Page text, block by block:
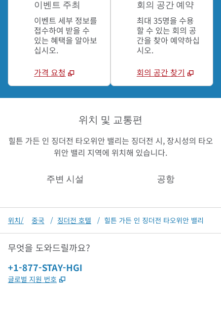
이벤트 주최
이벤트 세부 정보를
접수하여 받을 수
있는 혜택을 알아보
십시오.
가격 요청
회의 공간 예약
최대 35명을 수용
할 수 있는 회의 공
간을 찾아 예약하십
시오.
회의 공간 찾기
위치 및 교통편
힐튼 가든 인 징더전 타오위안 밸리는 징더전 시, 장시성의 타오
위안 밸리 지역에 위치해 있습니다.
주변 시설 공항
위치/ 중국 / 징더전 호텔 / 힐튼 가든 인 징더전 타오위안 밸리
무엇을 도와드릴까요?
전화:
+1-877-STAY-HGI
글로벌 지원 번호 ,